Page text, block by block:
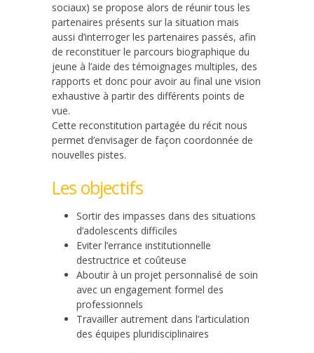
sociaux) se propose alors de réunir tous les
partenaires présents sur la situation mais
aussi d’interroger les partenaires passés, afin
de reconstituer le parcours biographique du
jeune à l’aide des témoignages multiples, des
rapports et donc pour avoir au final une vision
exhaustive à partir des différents points de
vue.
Cette reconstitution partagée du récit nous
permet d’envisager de façon coordonnée de
nouvelles pistes.
Les objectifs
Sortir des impasses dans des situations
d’adolescents difficiles
Eviter l’errance institutionnelle
destructrice et coûteuse
Aboutir à un projet personnalisé de soin
avec un engagement formel des
professionnels
Travailler autrement dans l’articulation
des équipes pluridisciplinaires